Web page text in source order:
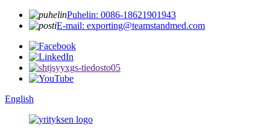
Puhelin: 0086-18621901943
E-mail: exporting@teamstandmed.com
English